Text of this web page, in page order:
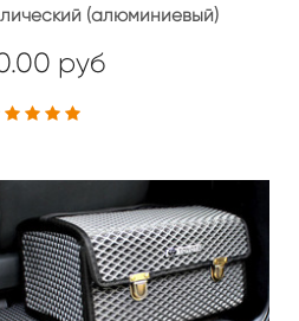
(алюминиевый)
руб